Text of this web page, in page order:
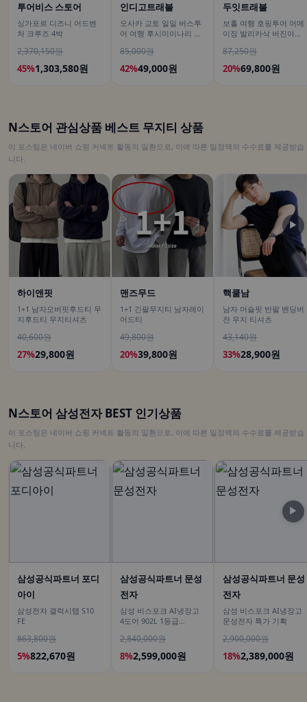
투어비스 스토어
싱가포르 디즈니 어드벤
처 크루즈 4박
2,370,150원
45%1,303,580원
인디고트래블
오사카 교토 일일 버스투
어 여행 후시미이나리 아
철학의길
85,000원
42%49,000원
두잇트래블
보홀 여행 호핑투어 어메
이징 발리카삭 버진아일
랍 포함
87,250원
20%69,800원
N스토어 관심상품 베스트 무지티 상품
이 포스팅은 네이버 쇼핑 커넥트 활동의 일환으로, 이에 따른 일정액의 수수료를 제공받습
니다.
하이앤핏
1+1 남자오버핏후드티 무
지후드티 무지티셔츠
40,600원
27%29,800원
맨즈무드
1+1 긴팔무지티 남자레이
어드티
49,800원
20%39,800원
핵쿨남
남자 머슬핏 반팔 밴딩버
전 무지 티셔츠
43,140원
33%28,900원
▶
N스토어 삼성전자 BEST 인기상품
이 포스팅은 네이버 쇼핑 커넥트 활동의 일환으로, 이에 따른 일정액의 수수료를 제공받습
니다.
삼성공식파트너 포디
아이
삼성전자 갤럭시탭 S10
FE
863,800원
5%822,670원
삼성공식파트너 문성
전자
삼성 비스포크 AI냉장고
4도어 902L 1등급
다크 메탈 푸드쇼케이스
2,840,000원
8%2,599,000원
삼성공식파트너 문성
전자
삼성 비스포크 AI냉장고
문성전자 특가 기획
2,900,000원
18%2,389,000원
▶